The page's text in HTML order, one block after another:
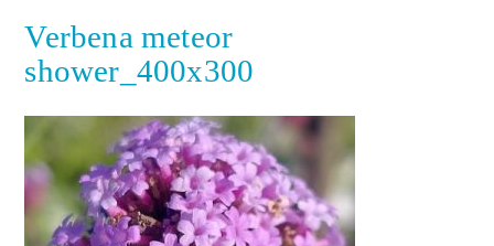
Verbena meteor
shower_400x300